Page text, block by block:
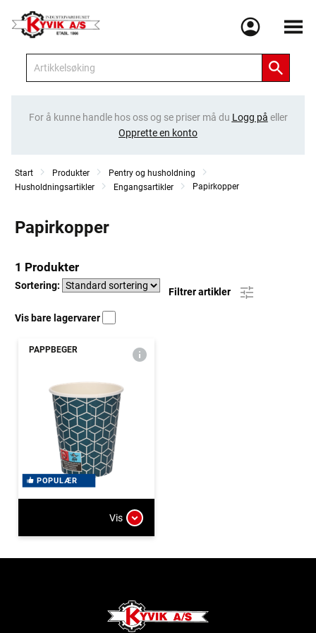
Meny
For å kunne handle hos oss og se priser må du Logg på eller
Opprette en konto
Start Produkter
Pentry og husholdning
Husholdningsartikler
Engangsartikler Papirkopper
Papirkopper
1 Produkter
Sortering:
Filtrer artikler
Vis bare lagervarer
PAPPBEGER
POPULÆR
Vis